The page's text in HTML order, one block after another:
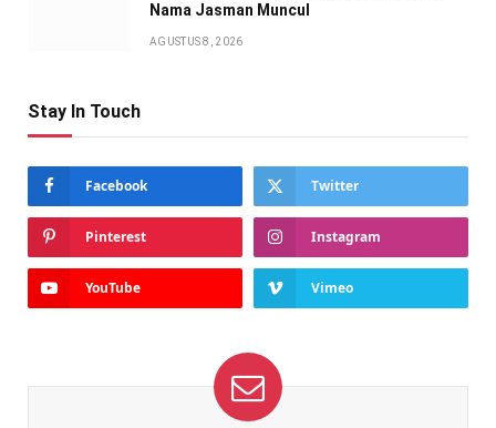
Nama Jasman Muncul
AGUSTUS 8, 2026
Stay In Touch
Facebook Twitter
Pinterest Instagram
YouTube Vimeo